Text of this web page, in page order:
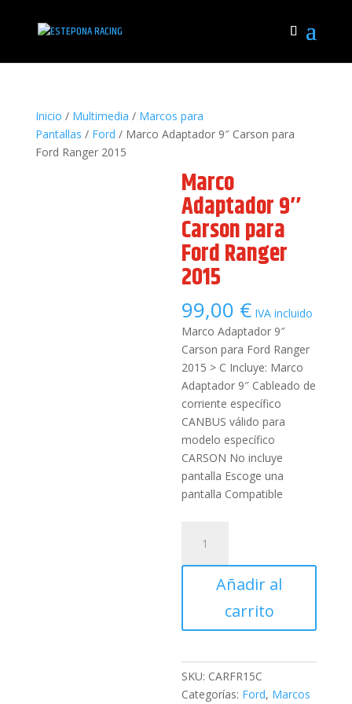
Inicio / Multimedia / Marcos para
Pantallas / Ford / Marco Adaptador 9″ Carson para
Ford Ranger 2015
Marco
Adaptador 9″
Carson para
Ford Ranger
2015
99,00 € IVA incluido
Marco Adaptador 9″
Carson para Ford Ranger
2015 > C Incluye: Marco
Adaptador 9″ Cableado de
corriente específico
CANBUS válido para
modelo específico
CARSON No incluye
pantalla Escoge una
pantalla Compatible
Adaptador
9"
Carson
cantidad
Añadir al
carrito
SKU: CARFR15C
Categorías: Ford, Marcos